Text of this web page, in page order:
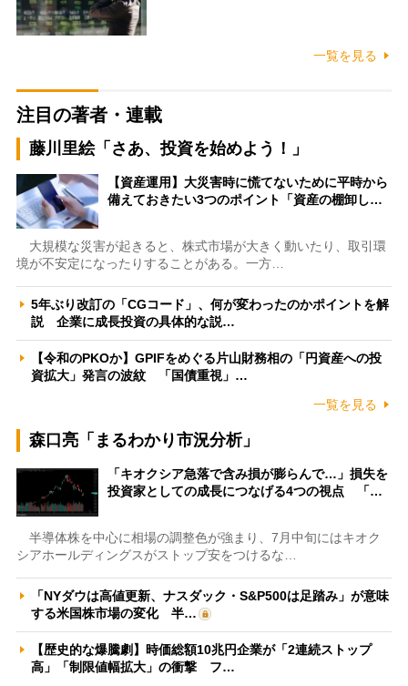
一覧を見る
注目の著者・連載
藤川里絵「さあ、投資を始めよう！」
【資産運用】大災害時に慌てないために平時から
備えておきたい3つのポイント「資産の棚卸し…
大規模な災害が起きると、株式市場が大きく動いたり、取引環
境が不安定になったりすることがある。一方…
5年ぶり改訂の「CGコード」、何が変わったのかポイントを解
説 企業に成長投資の具体的な説…
【令和のPKOか】GPIFをめぐる片山財務相の「円資産への投
資拡大」発言の波紋 「国債重視」…
一覧を見る
森口亮「まるわかり市況分析」
「キオクシア急落で含み損が膨らんで…」損失を
投資家としての成長につなげる4つの視点 「…
半導体株を中心に相場の調整色が強まり、7月中旬にはキオク
シアホールディングスがストップ安をつけるな…
「NYダウは高値更新、ナスダック・S&P500は足踏み」が意味
する米国株市場の変化 半…
【歴史的な爆騰劇】時価総額10兆円企業が「2連続ストップ
高」「制限値幅拡大」の衝撃 フ…